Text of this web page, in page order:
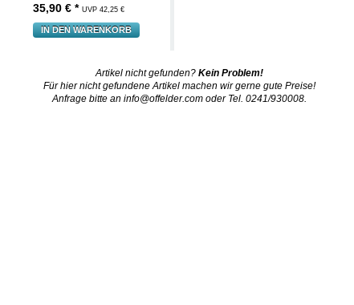
35,90 € * UVP 42,25 €
IN DEN WARENKORB
Artikel nicht gefunden? Kein Problem!
Für hier nicht gefundene Artikel machen wir gerne gute Preise!
Anfrage bitte an info@offelder.comoder Tel. 0241/930008.